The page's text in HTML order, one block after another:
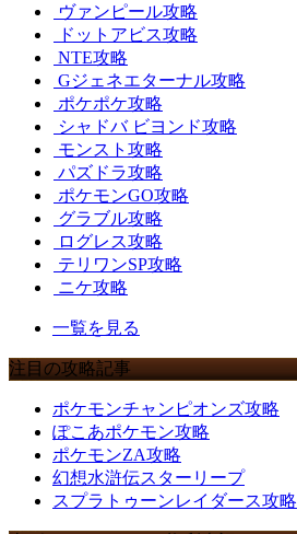
ヴァンピール攻略
ドットアビス攻略
NTE攻略
Gジェネエターナル攻略
ポケポケ攻略
シャドバ ビヨンド攻略
モンスト攻略
パズドラ攻略
ポケモンGO攻略
グラブル攻略
ログレス攻略
テリワンSP攻略
ニケ攻略
一覧を見る
注目の攻略記事
ポケモンチャンピオンズ攻略
ぽこあポケモン攻略
ポケモンZA攻略
幻想水滸伝スターリープ
スプラトゥーンレイダース攻略